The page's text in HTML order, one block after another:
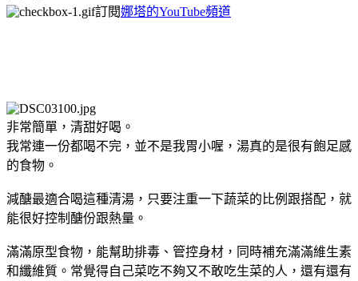
訂閱娜塔的YouTube頻道
非常簡單，清甜好喝。
我常連一份都喝不完，並不是我胃小喔，湯真的是很有飽足感
的食物。
減醣最適合喝這種清湯，只要注重一下蔬菜的比例跟搭配，就
能很好控制醣份跟熱量。
滿滿原型食物，能幫助排毒、管控身材，同時補充滿滿維生素
和纖維質。常覺得自己菜吃不夠又不敢吃生菜的人，還有還有